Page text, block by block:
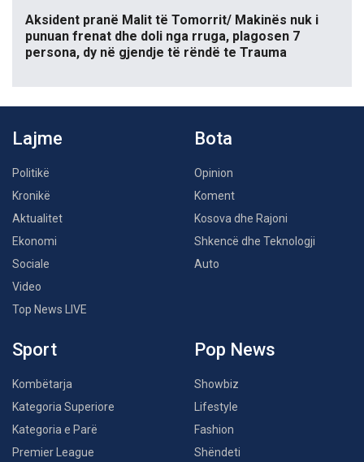
Aksident pranë Malit të Tomorrit/ Makinës nuk i
punuan frenat dhe doli nga rruga, plagosen 7
persona, dy në gjendje të rëndë te Trauma
Lajme
Politikë
Kronikë
Aktualitet
Ekonomi
Sociale
Video
Top News LIVE
Bota
Opinion
Koment
Kosova dhe Rajoni
Shkencë dhe Teknologji
Auto
Sport
Kombëtarja
Kategoria Superiore
Kategoria e Parë
Premier League
Pop News
Showbiz
Lifestyle
Fashion
Shëndeti